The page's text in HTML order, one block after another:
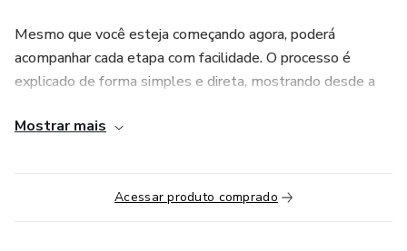
Mesmo que você esteja começando agora, poderá
acompanhar cada etapa com facilidade. O processo é
explicado de forma simples e direta, mostrando desde a
pintura.
Durante a aula você aprenderá:
• Como iniciar uma paisagem na tela
Mostrar mais
Acessar produto comprado